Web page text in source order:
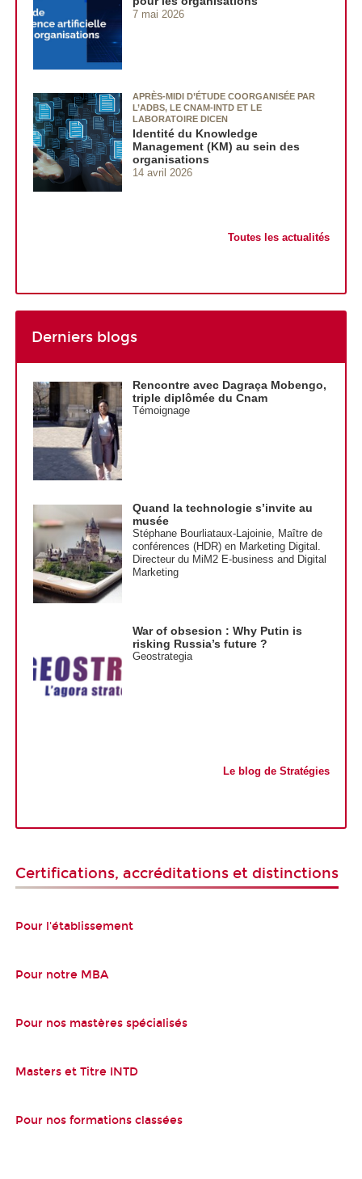
7 mai 2026
APRÈS-MIDI D’ÉTUDE COORGANISÉE PAR
L’ADBS, LE CNAM-INTD ET LE
LABORATOIRE DICEN
Identité du Knowledge
Management (KM) au sein des
organisations
14 avril 2026
Toutes les actualités
Derniers blogs
Rencontre avec Dagraça Mobengo,
triple diplômée du Cnam
Témoignage
Quand la technologie s’invite au
musée
Stéphane Bourliataux-Lajoinie, Maître de
conférences (HDR) en Marketing Digital.
Directeur du MiM2 E-business and Digital
Marketing
War of obsesion : Why Putin is
risking Russia’s future ?
Geostrategia
Le blog de Stratégies
Certifications, accréditations et distinctions
Pour l'établissement
Pour notre MBA
Pour nos mastères spécialisés
Masters et Titre INTD
Pour nos formations classées